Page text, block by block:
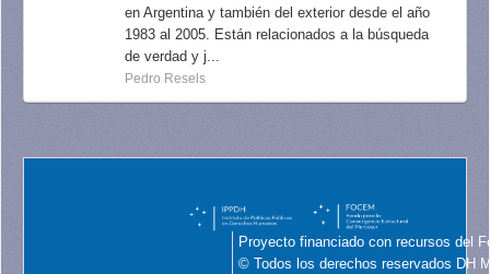
en Argentina y también del exterior desde el año
1983 al 2005. Están relacionados a la búsqueda
de verdad y j...
Pedro Resels
Proyecto financiado con recursos del
© Todos los derechos reservados DH